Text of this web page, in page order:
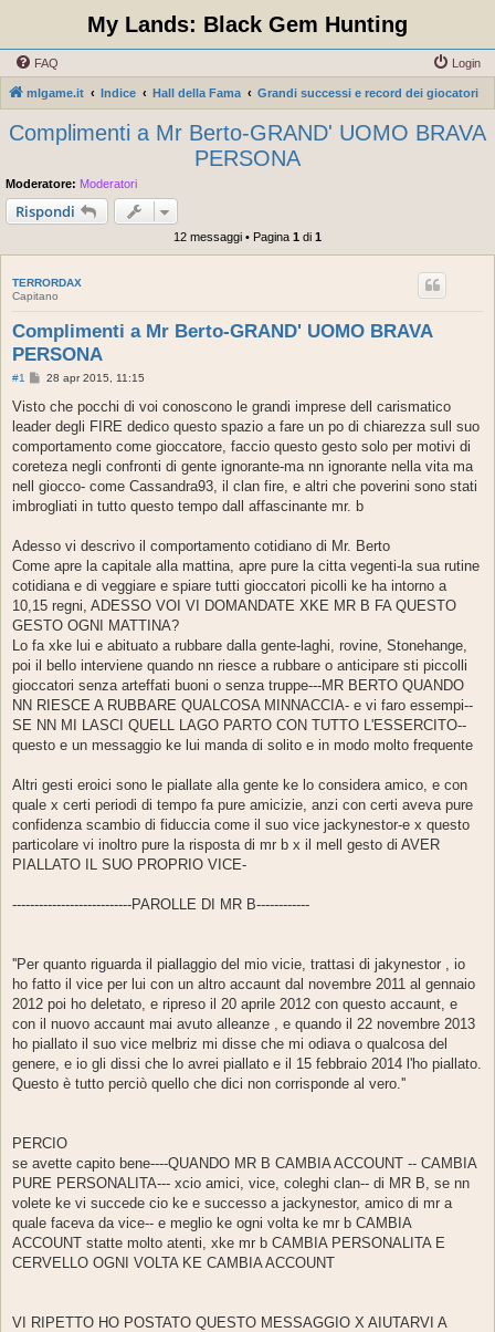
My Lands: Black Gem Hunting
FAQ Login
mlgame.it Indice Hall della Fama Grandi successi e record dei giocatori
Complimenti a Mr Berto-GRAND' UOMO BRAVA
PERSONA
Moderatore: Moderatori
Rispondi
12 messaggi • Pagina 1 di 1
TERRORDAX
Capitano
Complimenti a Mr Berto-GRAND' UOMO BRAVA
PERSONA
#1
M
s
a
g
g
i
o
28 apr 2015, 11:15
Visto che pocchi di voi conoscono le grandi imprese dell carismatico
leader degli FIRE dedico questo spazio a fare un po di chiarezza sull suo
comportamento come gioccatore, faccio questo gesto solo per motivi di
coreteza negli confronti di gente ignorante-ma nn ignorante nella vita ma
nell giocco- come Cassandra93, il clan fire, e altri che poverini sono stati
imbrogliati in tutto questo tempo dall affascinante mr. b
Adesso vi descrivo il comportamento cotidiano di Mr. Berto
Come apre la capitale alla mattina, apre pure la citta vegenti-la sua rutine
cotidiana e di veggiare e spiare tutti gioccatori picolli ke ha intorno a
10,15 regni, ADESSO VOI VI DOMANDATE XKE MR B FA QUESTO
GESTO OGNI MATTINA?
Lo fa xke lui e abituato a rubbare dalla gente-laghi, rovine, Stonehange,
poi il bello interviene quando nn riesce a rubbare o anticipare sti piccolli
gioccatori senza arteffati buoni o senza truppe---MR BERTO QUANDO
NN RIESCE A RUBBARE QUALCOSA MINNACCIA- e vi faro essempi--
SE NN MI LASCI QUELL LAGO PARTO CON TUTTO L'ESSERCITO--
questo e un messaggio ke lui manda di solito e in modo molto frequente
Altri gesti eroici sono le piallate alla gente ke lo considera amico, e con
quale x certi periodi di tempo fa pure amicizie, anzi con certi aveva pure
confidenza scambio di fiduccia come il suo vice jackynestor-e x questo
particolare vi inoltro pure la risposta di mr b x il mell gesto di AVER
PIALLATO IL SUO PROPRIO VICE-
---------------------------PAROLLE DI MR B------------
''Per quanto riguarda il piallaggio del mio vicie, trattasi di jakynestor , io
ho fatto il vice per lui con un altro accaunt dal novembre 2011 al gennaio
2012 poi ho deletato, e ripreso il 20 aprile 2012 con questo accaunt, e
con il nuovo accaunt mai avuto alleanze , e quando il 22 novembre 2013
ho piallato il suo vice melbriz mi disse che mi odiava o qualcosa del
genere, e io gli dissi che lo avrei piallato e il 15 febbraio 2014 l'ho piallato.
Questo è tutto perciò quello che dici non corrisponde al vero.''
PERCIO
se avette capito bene----QUANDO MR B CAMBIA ACCOUNT -- CAMBIA
PURE PERSONALITA--- xcio amici, vice, coleghi clan-- di MR B, se nn
volete ke vi succede cio ke e successo a jackynestor, amico di mr a
quale faceva da vice-- e meglio ke ogni volta ke mr b CAMBIA
ACCOUNT statte molto atenti, xke mr b CAMBIA PERSONALITA E
CERVELLO OGNI VOLTA KE CAMBIA ACCOUNT
VI RIPETTO HO POSTATO QUESTO MESSAGGIO X AIUTARVI A